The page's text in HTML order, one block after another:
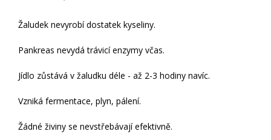
Žaludek nevyrobí dostatek kyseliny.
Pankreas nevydá trávicí enzymy včas.
Jídlo zůstává v žaludku déle - až 2-3 hodiny navíc.
Vzniká fermentace, plyn, pálení.
Žádné živiny se nevstřebávají efektivně.